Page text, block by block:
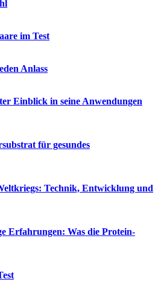
im Test
Anlass
Einblick in seine Anwendungen
für gesundes
Technik, Entwicklung und
Erfahrungen: Was die Protein-